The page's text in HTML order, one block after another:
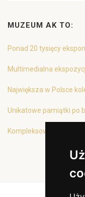
MUZEUM AK TO:
Ponad 20 tysięcy
Multimedialna
Największa w Polsce
Unikatowe pamiątki po
Kompleksowa oferta